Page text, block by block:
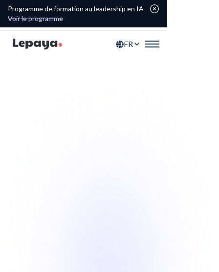
Programme de formation au leadership en IA
Voir le programme
FR